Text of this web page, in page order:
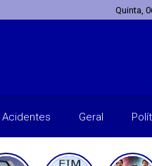
Quinta,
Acidentes Geral